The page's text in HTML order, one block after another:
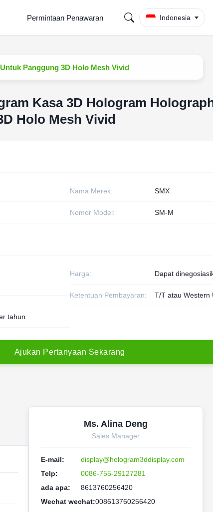
Permintaan Penawaran Indonesia
Panggung 3D Holo Mesh Vivid
Kasa 3D Hologram
Holo Mesh Vivid
Nama Merek: SMX
Nomor Model: SM-M
Harga: Dapat
Ketentuan Pembayaran: T/T atau Western
tahun
Ajukan Pertanyaan Sekarang
Ms. Alina Deng
Sales Manager
E-mail:
display@hologram3ddisplay.com
Telp:
0086-755-29127281
ada apa:
8613760256420
Wechat wechat:008613760256420